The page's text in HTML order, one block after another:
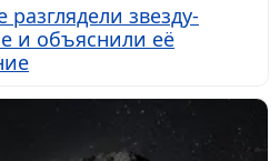
звезду-
и объяснили её